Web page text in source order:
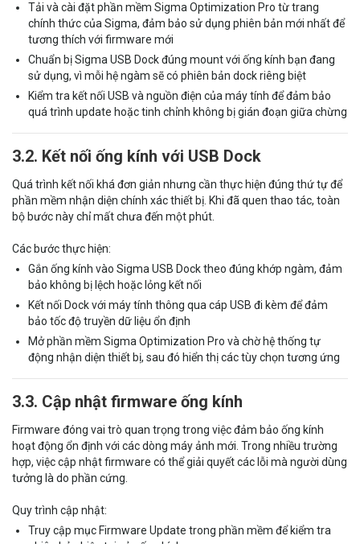
Tải và cài đặt phần mềm Sigma Optimization Pro từ trang
chính thức của Sigma, đảm bảo sử dụng phiên bản mới nhất để
tương thích với firmware mới
Chuẩn bị Sigma USB Dock đúng mount với ống kính bạn đang
sử dụng, vì mỗi hệ ngàm sẽ có phiên bản dock riêng biệt
Kiểm tra kết nối USB và nguồn điện của máy tính để đảm bảo
quá trình update hoặc tinh chỉnh không bị gián đoạn giữa chừng
3.2. Kết nối ống kính với USB Dock
Quá trình kết nối khá đơn giản nhưng cần thực hiện đúng thứ tự để
phần mềm nhận diện chính xác thiết bị. Khi đã quen thao tác, toàn
bộ bước này chỉ mất chưa đến một phút.
Các bước thực hiện:
Gắn ống kính vào Sigma USB Dock theo đúng khớp ngàm, đảm
bảo không bị lệch hoặc lỏng kết nối
Kết nối Dock với máy tính thông qua cáp USB đi kèm để đảm
bảo tốc độ truyền dữ liệu ổn định
Mở phần mềm Sigma Optimization Pro và chờ hệ thống tự
động nhận diện thiết bị, sau đó hiển thị các tùy chọn tương ứng
3.3. Cập nhật firmware ống kính
Firmware đóng vai trò quan trọng trong việc đảm bảo ống kính
hoạt động ổn định với các dòng máy ảnh mới. Trong nhiều trường
hợp, việc cập nhật firmware có thể giải quyết các lỗi mà người dùng
tưởng là do phần cứng.
Quy trình cập nhật:
Truy cập mục Firmware Update trong phần mềm để kiểm tra